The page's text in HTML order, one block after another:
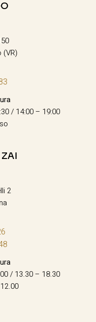
(VR)
/ 14:00 – 19:00
2
/ 13.30 – 18.30